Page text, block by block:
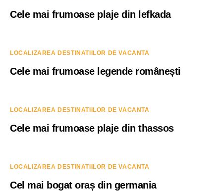
Cele mai frumoase plaje din lefkada
LOCALIZAREA DESTINATIILOR DE VACANTA
Cele mai frumoase legende românești
LOCALIZAREA DESTINATIILOR DE VACANTA
Cele mai frumoase plaje din thassos
LOCALIZAREA DESTINATIILOR DE VACANTA
Cel mai bogat oraș din germania